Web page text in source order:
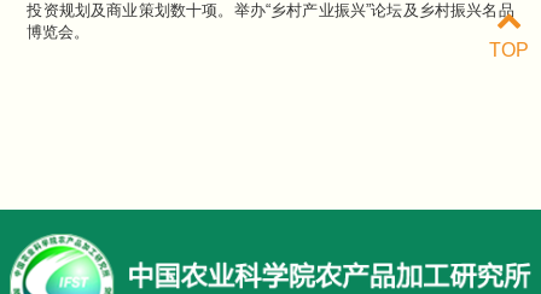
投资规划及商业策划数十项。举办“乡村产业振兴”论坛及乡村振兴名品
博览会。
TOP